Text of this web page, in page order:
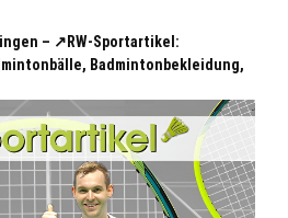
– ↗️RW-Sportartikel:
Badmintonbekleidung,